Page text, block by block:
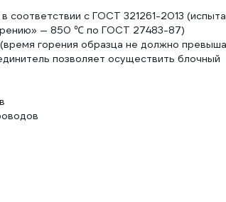
соответствии c ГОСТ 321261-2013
— 850 ℃ по ГОСТ 27483-87)
горения образца не должно
позволяет осуществить блочный